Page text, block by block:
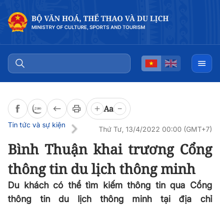
Aa
Tin tức và sự kiện
Thứ Tư, 13/4/2022 00:00 (GMT+7)
Bình Thuận khai trương Cổng
thông tin du lịch thông minh
Du khách có thể tìm kiếm thông tin qua Cổng
thông tin du lịch thông minh tại địa chỉ
Đọc bài